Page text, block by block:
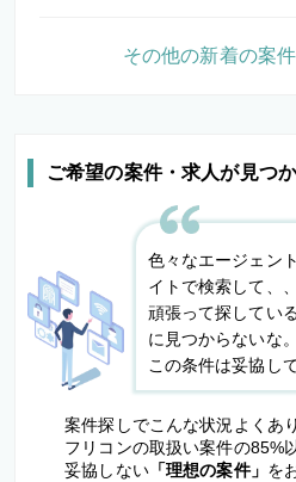
ご希望の案件・求人が見つ
色々なエージェン
イトで検索して、、
頑張って探してい
に見つからないな。
この条件は妥協し
案件探しでこんな状況よくあ
フリコンの取扱い案件の85%
妥協しない「理想の案件」 を
その他の新着の案